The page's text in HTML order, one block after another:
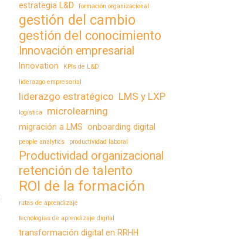
estrategia L&D formación organizacional
gestión del cambio
gestión del conocimiento
Innovación empresarial
Innovation
KPIs de L&D
liderazgo empresarial
liderazgo estratégico LMS y LXP
logística microlearning
migración a LMS onboarding digital
people analytics productividad laboral
Productividad organizacional
retención de talento
ROI de la formación
rutas de aprendizaje
tecnologías de aprendizaje digital
transformación digital en RRHH